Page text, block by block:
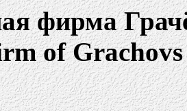
фирма
of Grachovs